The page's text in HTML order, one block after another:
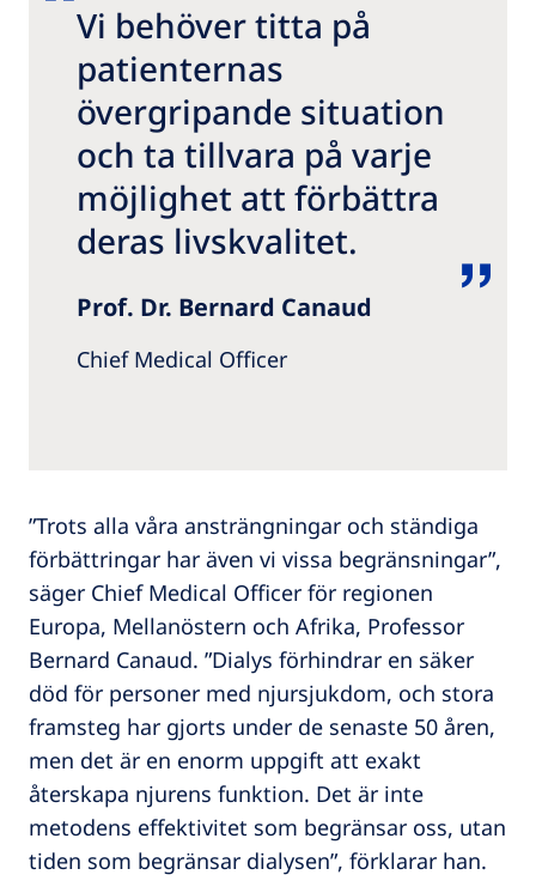
Vi behöver titta på
patienternas
övergripande situation
och ta tillvara på varje
möjlighet att förbättra
deras livskvalitet.
Prof. Dr. Bernard Canaud
Chief Medical Officer
”Trots alla våra ansträngningar och ständiga
förbättringar har även vi vissa begränsningar”,
säger Chief Medical Officer för regionen
Europa, Mellanöstern och Afrika, Professor
Bernard Canaud. ”Dialys förhindrar en säker
död för personer med njursjukdom, och stora
framsteg har gjorts under de senaste 50 åren,
men det är en enorm uppgift att exakt
återskapa njurens funktion. Det är inte
metodens effektivitet som begränsar oss, utan
tiden som begränsar dialysen”, förklarar han.